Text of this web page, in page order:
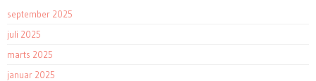
september 2025
juli 2025
marts 2025
januar 2025